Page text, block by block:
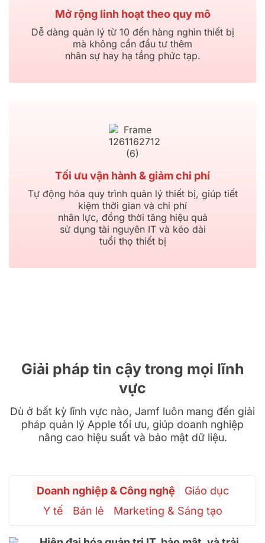
Mở rộng linh hoạt theo quy mô
Dễ dàng quản lý từ 10 đến hàng nghìn thiết bị
mà không cần đầu tư thêm
nhân sự hay hạ tầng phức tạp.
Tối ưu vận hành & giảm chi phí
Tự động hóa quy trình quản lý thiết bị, giúp tiết
kiệm thời gian và chi phí
nhân lực, đồng thời tăng hiệu quả
sử dụng tài nguyên IT và kéo dài
tuổi thọ thiết bị
Giải pháp tin cậy trong mọi lĩnh
vực
Dù ở bất kỳ lĩnh vực nào, Jamf luôn mang đến giải
pháp quản lý Apple tối ưu, giúp doanh nghiệp
nâng cao hiệu suất và bảo mật dữ liệu.
Doanh nghiệp & Công nghệ
Giáo dục
Y tế
Bán lẻ Marketing & Sáng tạo